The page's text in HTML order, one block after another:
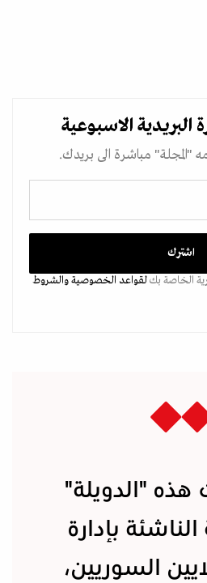
البريدية الاسبوعية
مباشرة الى بريدك.
الخاصة بكلقواعد الخصوصيةوالشروط
"الدويلة"
بإدارة
السوريين،